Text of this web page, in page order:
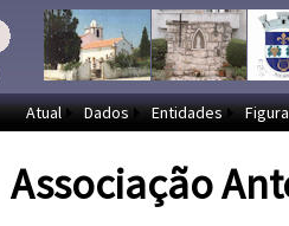
Atual Dados Entidades
Associação